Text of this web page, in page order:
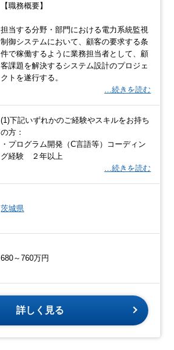
【職務概要】
担当する分野・部門における電力系統監視
制御システムにおいて、顧客の要求する条
件で稼働するように業務担当者として、顧
客課題を解決するシステム設計のプロジェ
クトを遂行する。
…続きを読む
(1)下記いずれかのご経験やスキルをお持ち
の方：
・プログラム開発（C言語等）コーディン
グ経験 ２年以上
…続きを読む
茨城県
680～760万円
詳しく見る